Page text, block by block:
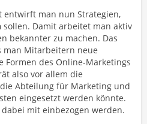
entwirft man nun Strategien,
sollen. Damit arbeitet man aktiv
bekannter zu machen. Das
man Mitarbeitern neue
Formen des Online-Marketings
also vor allem die
Abteilung für Marketing und
eingesetzt werden könnte.
mit einbezogen werden.